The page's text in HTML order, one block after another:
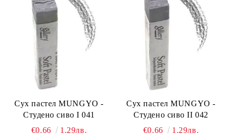
Сух пастел MUNGYO -
Студено сиво I 041
€0.66
1.29лв.
Сух пастел MUNGYO -
Студено сиво II 042
€0.66
1.29лв.